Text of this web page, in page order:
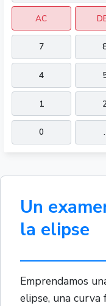
AC
7
4
1
0 .
Un
la elipse
Emprendamos
elipse, una